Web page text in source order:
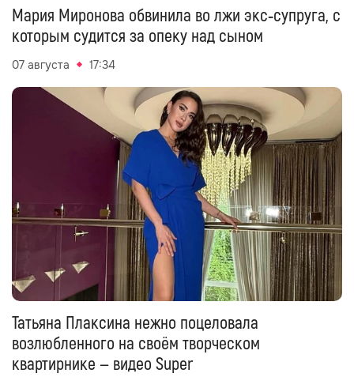
Мария Миронова обвинила во лжи экс‑супруга, с
которым судится за опеку над сыном
07 августа 17:34
Татьяна Плаксина нежно поцеловала
возлюбленного на своём творческом
квартирнике — видео Super